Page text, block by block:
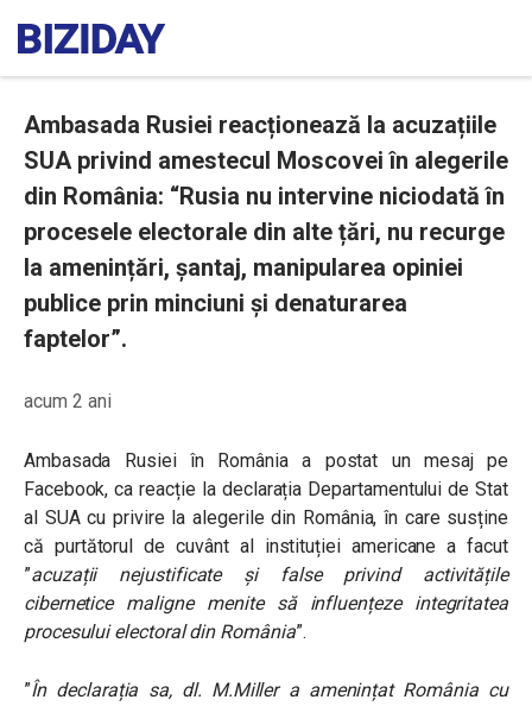
Ambasada Rusiei reacționează la acuzațiile
SUA privind amestecul Moscovei în alegerile
din România: “Rusia nu intervine niciodată în
procesele electorale din alte țări, nu recurge
la amenințări, șantaj, manipularea opiniei
publice prin minciuni și denaturarea
faptelor”.
acum 2 ani
Ambasada Rusiei în România a postat un mesaj pe
Facebook, ca reacție la declarația Departamentului de Stat
al SUA cu privire la alegerile din România, în care susține
că purtătorul de cuvânt al instituției americane a facut
”acuzații nejustificate și false privind activitățile
cibernetice maligne menite să influențeze integritatea
procesului electoral din România”.
”În declarația sa, dl. M.Miller a amenințat România cu